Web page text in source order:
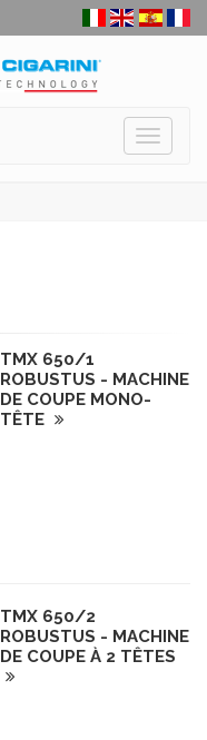
Toggle
TMX 650/1
ROBUSTUS - MACHINE
DE COUPE MONO-
TÊTE
TMX 650/2
ROBUSTUS - MACHINE
DE COUPE À 2 TÊTES